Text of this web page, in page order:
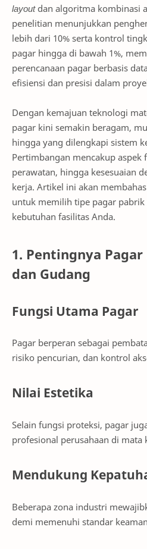
layoutdan algoritma kombinasi
penelitian menunjukkan
lebih dari 10% serta kontrol
pagar hingga di bawah 1%,
perencanaan pagar berbasis
efisiensi dan presisi dalam
Dengan kemajuan teknologi
pagar kini semakin beragam,
hingga yang dilengkapi sistem
Pertimbangan mencakup aspek
perawatan, hingga kesesuaian
kerja. Artikel ini akan
untuk memilih tipe pagar pabrik
kebutuhan fasilitas Anda.
1. Pentingnya
dan Gudang
Fungsi Utama Pagar
Pagar berperan sebagai
risiko pencurian, dan kontrol
Nilai Estetika
Selain fungsi proteksi, pagar
profesional perusahaan di mata
Mendukung
Beberapa zona industri
demi memenuhi standar